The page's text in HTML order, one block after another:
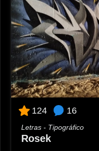
124 16
Letras - Tipográfico
Rosek